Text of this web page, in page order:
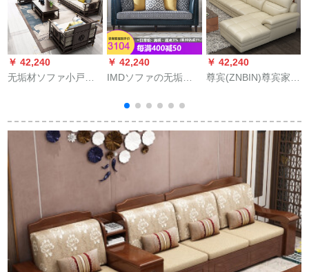
￥ 42,240
无垢材ソファ小戸型
茶数ドレピジュファ
ァグループみ合わわ
わ軽奢客間会所板房
别荘禅意茶何家具全
屋カステラ写色板
￥ 42,240
IMDソファの无垢材
ドレプロプロプロ·フ
ァル小戸型リビ·リン
グのナノテムのナノ
ロジ·布をシンゲルで
3人挂けてきました。
￥ 42,240
尊宾(ZNBIN)尊宾家居
革ソファ家具660国産
中厚ダンバーポジプ
シン+gif ei左